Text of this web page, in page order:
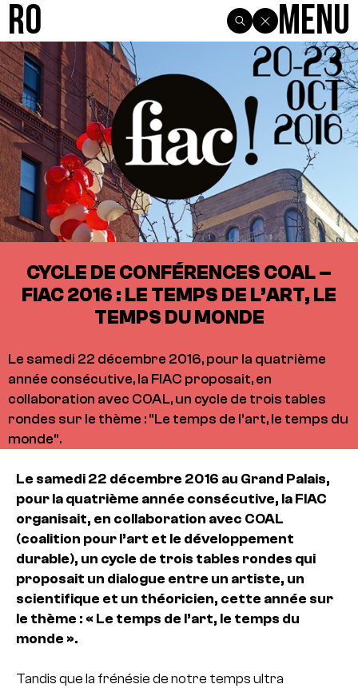
R0 Menu
CYCLE DE CONFÉRENCES COAL –
FIAC 2016 : LE TEMPS DE L’ART, LE
TEMPS DU MONDE
Le samedi 22 décembre 2016, pour la quatrième
année consécutive, la FIAC proposait, en
collaboration avec COAL, un cycle de trois tables
rondes sur le thème : "Le temps de l’art, le temps du
monde".
Le samedi 22 décembre 2016 au Grand Palais,
pour la quatrième année consécutive, la FIAC
organisait, en collaboration avec COAL
(coalition pour l’art et le développement
durable), un cycle de trois tables rondes qui
proposait un dialogue entre un artiste, un
scientifique et un théoricien, cette année sur
le thème : « Le temps de l’art, le temps du
monde ».
Tandis que la frénésie de notre temps ultra